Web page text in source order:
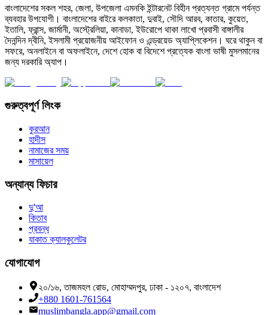
বাংলাদেশের সকল শহর, জেলা, উপজেলা এমনকি ইন্টারনেট বিহীন প্রত্যন্ত গ্রামে পর্যন্ত
ব্যবহার উপযোগী। বাংলাদেশের বাইরে কলকাতা, দুবাই, সৌদি আরব, কাতার, কুয়েত,
ইতালি, ফ্রান্স, জার্মানী, অস্ট্রেলিয়া, কানাডা, ইউরোপে থাকা লাখো প্রবাসী বাঙ্গালীর
দৈনন্দিন দ্বীনি, ইসলামী প্রয়োজনীয় আইফোন ও এন্ড্রয়েড অ্যাপ্লিকেশন। ঘরে থাকুন বা
সফরে, অনলাইনে বা অফলাইনে, দেশে হোক বা বিদেশে প্রত্যেক বাংলা ভাষী মুসলমানের
জন্য দরকারি অ্যাপ।
গুরুত্বপূর্ণ লিংক
কুরআন
হাদীস
নামাজের সময়
মাসায়েল
অন্যান্য ফিচার
দু'আ
কিতাব
প্রবন্ধ
যাকাত ক্যালকুলেটর
যোগাযোগ
২০/১৬, তাজমহল রোড, মোহাম্মদপুর, ঢাকা - ১২০৭, বাংলাদেশ
+880 1601-761564
muslimbangla.app@gmail.com